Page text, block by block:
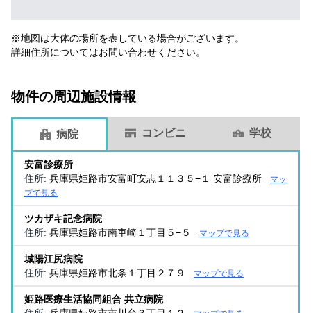
※地図は大体の場所を表している場合がございます。
詳細住所についてはお問い合わせください。
物件の周辺施設情報
病院 コンビニ 学校
安富診療所
住所: 兵庫県姫路市安富町安志１１３５−１ 安富診療所
マッ
プで見る
ツカザキ記念病院
住所: 兵庫県姫路市南車崎１丁目５−５ マップで見る
城陽江尻病院
住所: 兵庫県姫路市北条１丁目２７９ マップで見る
姫路医療生活協同組合 共立病院